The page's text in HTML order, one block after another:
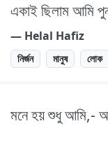
একাই ছিলাম আমি
― Helal Hafiz
নির্জন মানুষ লোক
মনে হয় শুধু আমি,-